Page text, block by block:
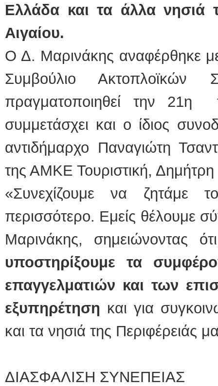
Ελλάδα και τα άλλα νησιά
Αιγαίου.
Ο Δ. Μαρινάκης αναφέρθηκε
Συμβούλιο Ακτοπλοϊκών
πραγματοποιηθεί την
συμμετάσχει και ο ίδιος
αντιδήμαρχο Παναγιώτη
της ΑΜΚΕ Τουριστική,
«Συνεχίζουμε να ζητάμε
περισσότερο. Εμείς θέλουμε
Μαρινάκης, σημειώνοντας
υποστηρίξουμε τα
επαγγελματιών και των
εξυπηρέτηση και για
και τα νησιά της Περιφέρειάς
ΔΙΑΣΦΑΛΙΣΗ ΣΥΝΕΠΕΙΑΣ